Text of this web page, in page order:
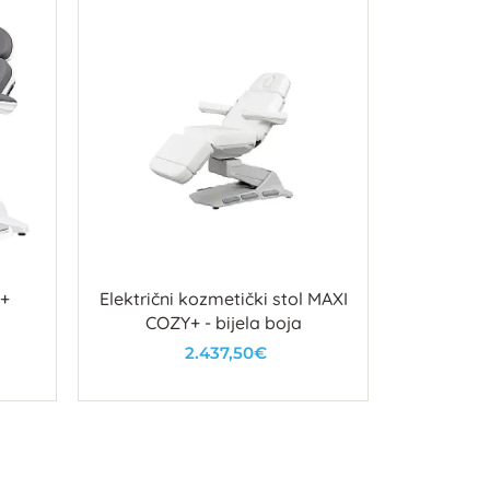
Električni kozmetički stol MAXI
COZY+ - bijela boja
2.437,50€
U košaricu